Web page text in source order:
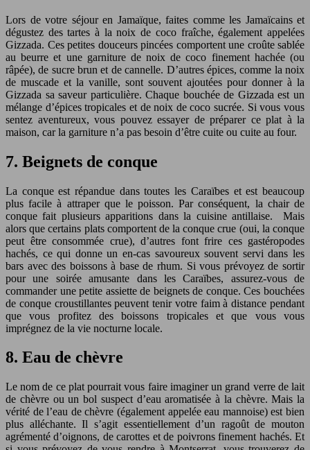
Lors de votre séjour en Jamaïque, faites comme les Jamaïcains et
dégustez des tartes à la noix de coco fraîche, également appelées
Gizzada. Ces petites douceurs pincées comportent une croûte sablée
au beurre et une garniture de noix de coco finement hachée (ou
râpée), de sucre brun et de cannelle. D’autres épices, comme la noix
de muscade et la vanille, sont souvent ajoutées pour donner à la
Gizzada sa saveur particulière. Chaque bouchée de Gizzada est un
mélange d’épices tropicales et de noix de coco sucrée. Si vous vous
sentez aventureux, vous pouvez essayer de préparer ce plat à la
maison, car la garniture n’a pas besoin d’être cuite ou cuite au four.
7. Beignets de conque
La conque est répandue dans toutes les Caraïbes et est beaucoup
plus facile à attraper que le poisson. Par conséquent, la chair de
conque fait plusieurs apparitions dans la cuisine antillaise. Mais
alors que certains plats comportent de la conque crue (oui, la conque
peut être consommée crue), d’autres font frire ces gastéropodes
hachés, ce qui donne un en-cas savoureux souvent servi dans les
bars avec des boissons à base de rhum. Si vous prévoyez de sortir
pour une soirée amusante dans les Caraïbes, assurez-vous de
commander une petite assiette de beignets de conque. Ces bouchées
de conque croustillantes peuvent tenir votre faim à distance pendant
que vous profitez des boissons tropicales et que vous vous
imprégnez de la vie nocturne locale.
8. Eau de chèvre
Le nom de ce plat pourrait vous faire imaginer un grand verre de lait
de chèvre ou un bol suspect d’eau aromatisée à la chèvre. Mais la
vérité de l’eau de chèvre (également appelée eau mannoise) est bien
plus alléchante. Il s’agit essentiellement d’un ragoût de mouton
agrémenté d’oignons, de carottes et de poivrons finement hachés. Et